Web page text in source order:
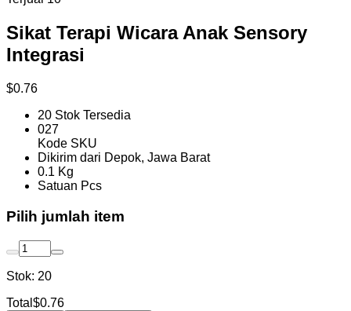
Sikat Terapi Wicara Anak Sensory
Integrasi
$0.76
20 Stok Tersedia
027
Kode SKU
Dikirim dari Depok, Jawa Barat
0.1 Kg
Satuan Pcs
Pilih jumlah item
Stok: 20
Total $0.76